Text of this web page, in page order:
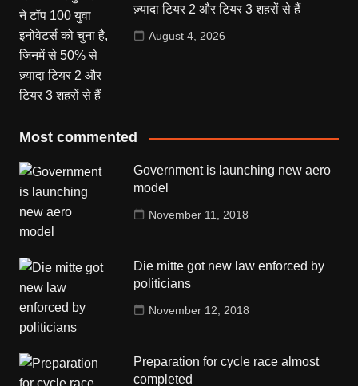
ज़्यादा टियर 2 और टियर 3 शहरों से हैं
August 4, 2026
Most commented
Government is launching new aero
model
November 11, 2018
Die mitte got new law enforced by
politicians
November 12, 2018
Preparation for cycle race almost
completed